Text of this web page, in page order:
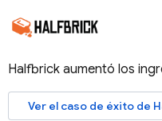
Halfbrick aumentó los
Ver el caso de éxito de